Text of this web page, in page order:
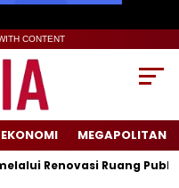
CONTENT
EKONOMI MEGAPOLITAN
Ruang Publik